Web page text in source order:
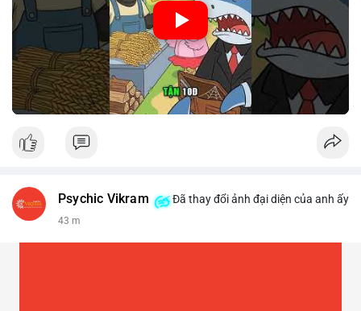
Nguồn: Cú Thông Thái
Psychic Vikram Đã thay đổi ảnh đại diện của anh ấy
43 m